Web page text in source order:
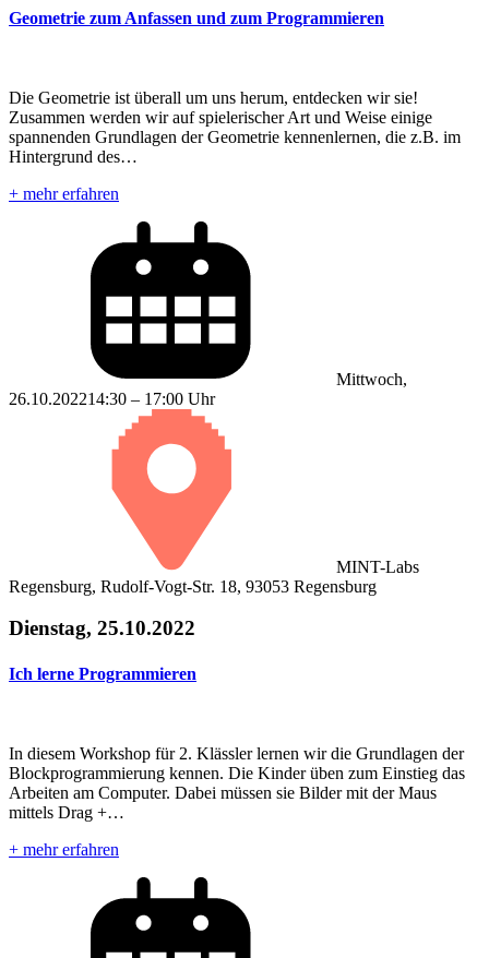
Geometrie zum Anfassen und zum Programmieren
Die Geometrie ist überall um uns herum, entdecken wir sie!
Zusammen werden wir auf spielerischer Art und Weise einige
spannenden Grundlagen der Geometrie kennenlernen, die z.B. im
Hintergrund des…
+ mehr erfahren
Mittwoch,
26.10.202214:30 – 17:00 Uhr
MINT-Labs
Regensburg, Rudolf-Vogt-Str. 18, 93053 Regensburg
Dienstag, 25.10.2022
Ich lerne Programmieren
In diesem Workshop für 2. Klässler lernen wir die Grundlagen der
Blockprogrammierung kennen. Die Kinder üben zum Einstieg das
Arbeiten am Computer. Dabei müssen sie Bilder mit der Maus
mittels Drag +…
+ mehr erfahren